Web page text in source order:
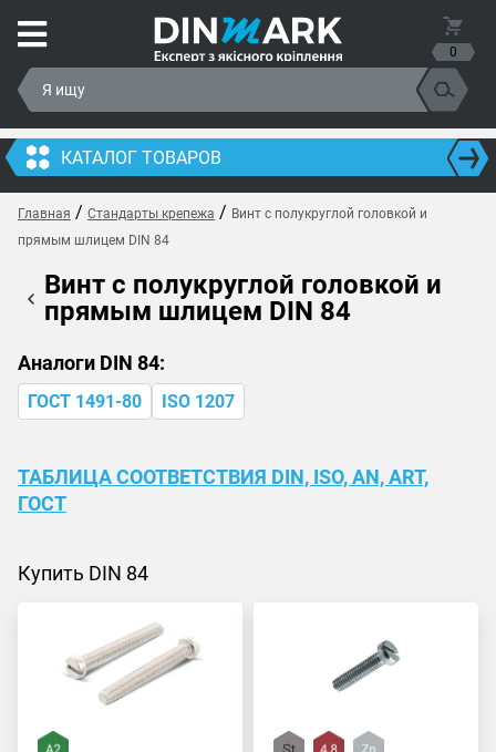
0
КАТАЛОГ ТОВАРОВ
Главная / Стандарты крепежа / Винт с полукруглой головкой и
прямым шлицем DIN 84
Винт с полукруглой головкой и
прямым шлицем DIN 84
Аналоги DIN 84:
ТАБЛИЦА СООТВЕТСТВИЯ DIN, ISO, AN, ART,
ГОСТ
ГОСТ 1491-80 ISO 1207
Купить DIN 84